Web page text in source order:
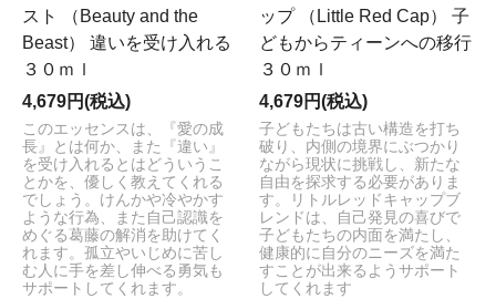
スト （Beauty and the
Beast） 違いを受け入れる
３０ｍｌ
4,679円(税込)
このエッセンスは、『愛の成
長』とは何か、また『違い』
を受け入れるとはどういうこ
とかを、優しく教えてくれる
でしょう。けんかや冷やかす
ような行為、また自己認識を
めぐる葛藤の解消を助けてく
れます。孤立やいじめに苦し
む人に手を差し伸べる勇気も
サポートしてくれます。
ップ （Little Red Cap） 子
どもからティーンへの移行
３０ｍｌ
4,679円(税込)
子どもたちは古い構造を打ち
破り、内側の境界にぶつかり
ながら現状に挑戦し、新たな
自由を探求する必要がありま
す。リトルレッドキャップブ
レンドは、自己発見の喜びで
子どもたちの内面を満たし、
健康的に自分のニーズを満た
すことが出来るようサポート
してくれます